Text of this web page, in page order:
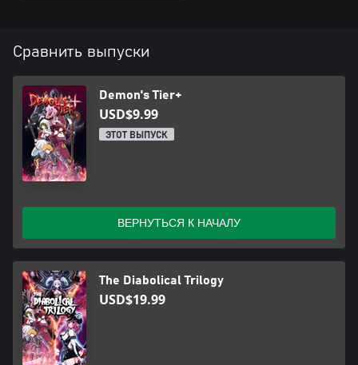
Сравнить выпуски
Demon's Tier+
USD$9.99
ЭТОТ ВЫПУСК
ВЕРНУТЬСЯ К НАЧАЛУ
The Diabolical Trilogy
USD$19.99